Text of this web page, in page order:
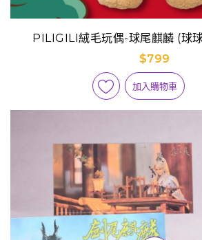
PILIGILI絨毛玩偶-球尾麒麟 (球
$799
加入購物車